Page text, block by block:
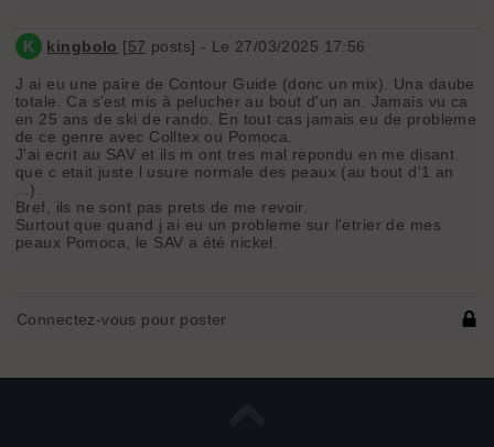
K kingbolo [57 posts] - Le 27/03/2025 17:56
J ai eu une paire de Contour Guide (donc un mix). Una daube
totale. Ca s'est mis à pelucher au bout d'un an. Jamais vu ca
en 25 ans de ski de rando. En tout cas jamais eu de probleme
de ce genre avec Colltex ou Pomoca.
J'ai ecrit au SAV et ils m ont tres mal repondu en me disant
que c etait juste l usure normale des peaux (au bout d'1 an
...).
Bref, ils ne sont pas prets de me revoir.
Surtout que quand j ai eu un probleme sur l'etrier de mes
peaux Pomoca, le SAV a été nickel.
Connectez-vous pour poster